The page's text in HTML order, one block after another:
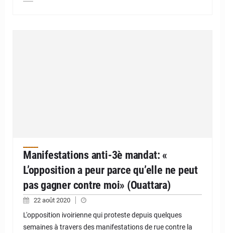
Manifestations anti-3è mandat: «
L’opposition a peur parce qu’elle ne peut
pas gagner contre moi» (Ouattara)
22 août 2020
L'opposition ivoirienne qui proteste depuis quelques
semaines à travers des manifestations de rue contre la